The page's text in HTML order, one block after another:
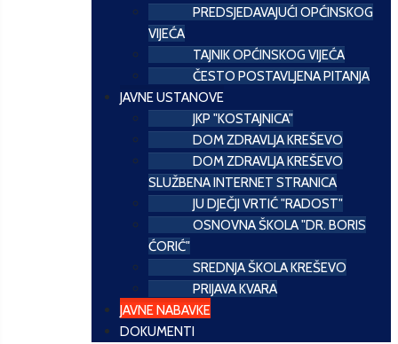
PREDSJEDAVAJUĆI OPĆINSKOG
VIJEĆA
TAJNIK OPĆINSKOG VIJEĆA
ČESTO POSTAVLJENA PITANJA
JAVNE USTANOVE
JKP "KOSTAJNICA"
DOM ZDRAVLJA KREŠEVO
DOM ZDRAVLJA KREŠEVO
SLUŽBENA INTERNET STRANICA
JU DJEČJI VRTIĆ "RADOST"
OSNOVNA ŠKOLA "DR. BORIS
ĆORIĆ"
SREDNJA ŠKOLA KREŠEVO
PRIJAVA KVARA
JAVNE NABAVKE
DOKUMENTI